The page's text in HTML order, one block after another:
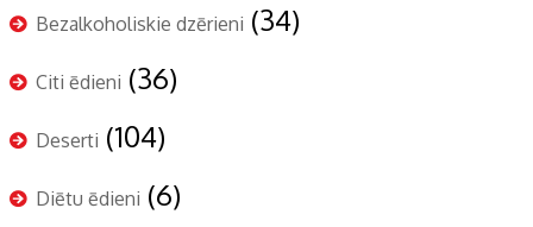
Bezalkoholiskie dzērieni (34)
Citi ēdieni (36)
Deserti (104)
Diētu ēdieni (6)